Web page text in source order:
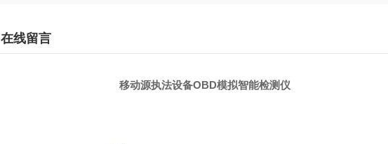
在线留言
移动源执法设备OBD模拟智能检测仪